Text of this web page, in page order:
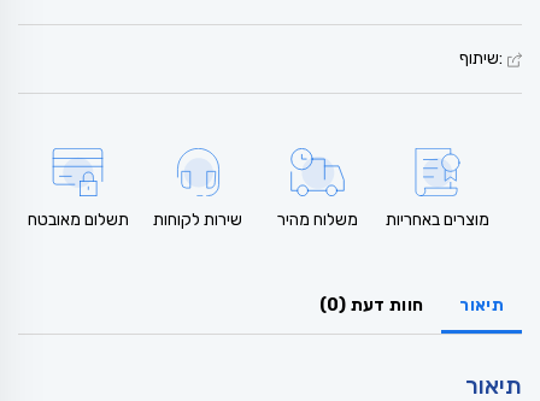
:שיתוף
מוצרים באחריות משלוח מהיר שירות לקוחות תשלום מאובטח
תיאור חוות דעת (0)
תיאור